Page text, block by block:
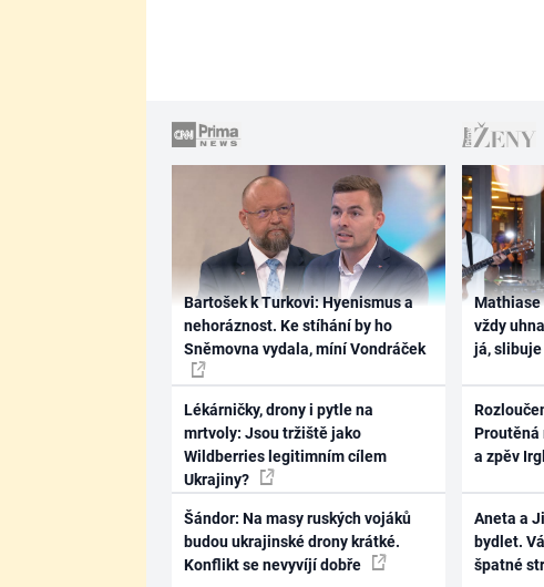
Bartošek k Turkovi: Hyenismus a
nehoráznost. Ke stíhání by ho
Sněmovna vydala, míní Vondráček
Lékárničky, drony i pytle na
mrtvoly: Jsou tržiště jako
Wildberries legitimním cílem
Ukrajiny?
Šándor: Na masy ruských vojáků
budou ukrajinské drony krátké.
Konflikt se nevyvíjí dobře
Mathiase
vždy
já,
Proutěná
a zpěv
Aneta a
bydlet.
špatné